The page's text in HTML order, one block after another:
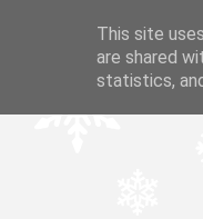
This site
are shared
statistics,